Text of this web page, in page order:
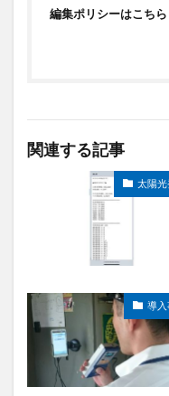
編集ポリシーはこちら
関連する記事
太陽光
導入